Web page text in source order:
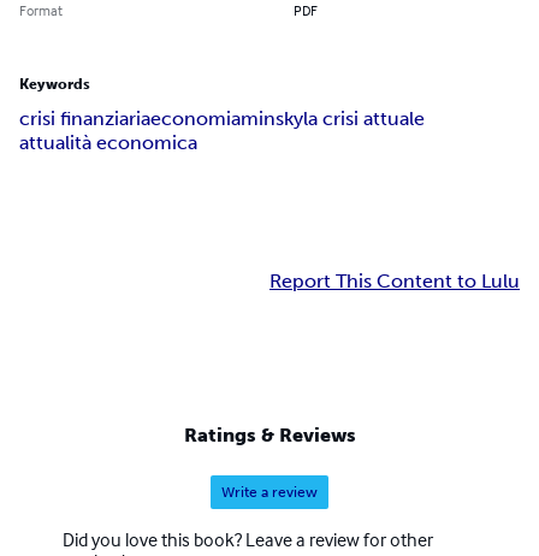
Format PDF
Keywords
crisi finanziariaeconomiaminskyla crisi attuale
attualità economica
Report This Content to Lulu
Ratings & Reviews
Write a review
Did you love this book? Leave a review for other